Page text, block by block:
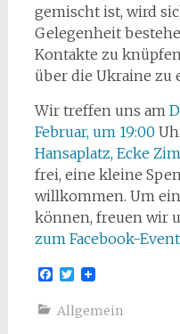
gemischt ist, wird
Gelegenheit
Kontakte zu
über die Ukraine zu
Wir treffen uns am
Februar, um 19:00
Hansaplatz, Ecke
frei, eine kleine
willkommen. Um
können, freuen wir
zum Facebook-
Facebook
Twitter
Allgemein